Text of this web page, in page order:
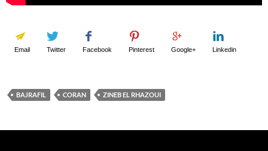
Email Twitter Facebook Pinterest Google+ Linkedin
BAJRAFIL CORAN ZINEB EL RHAZOUI